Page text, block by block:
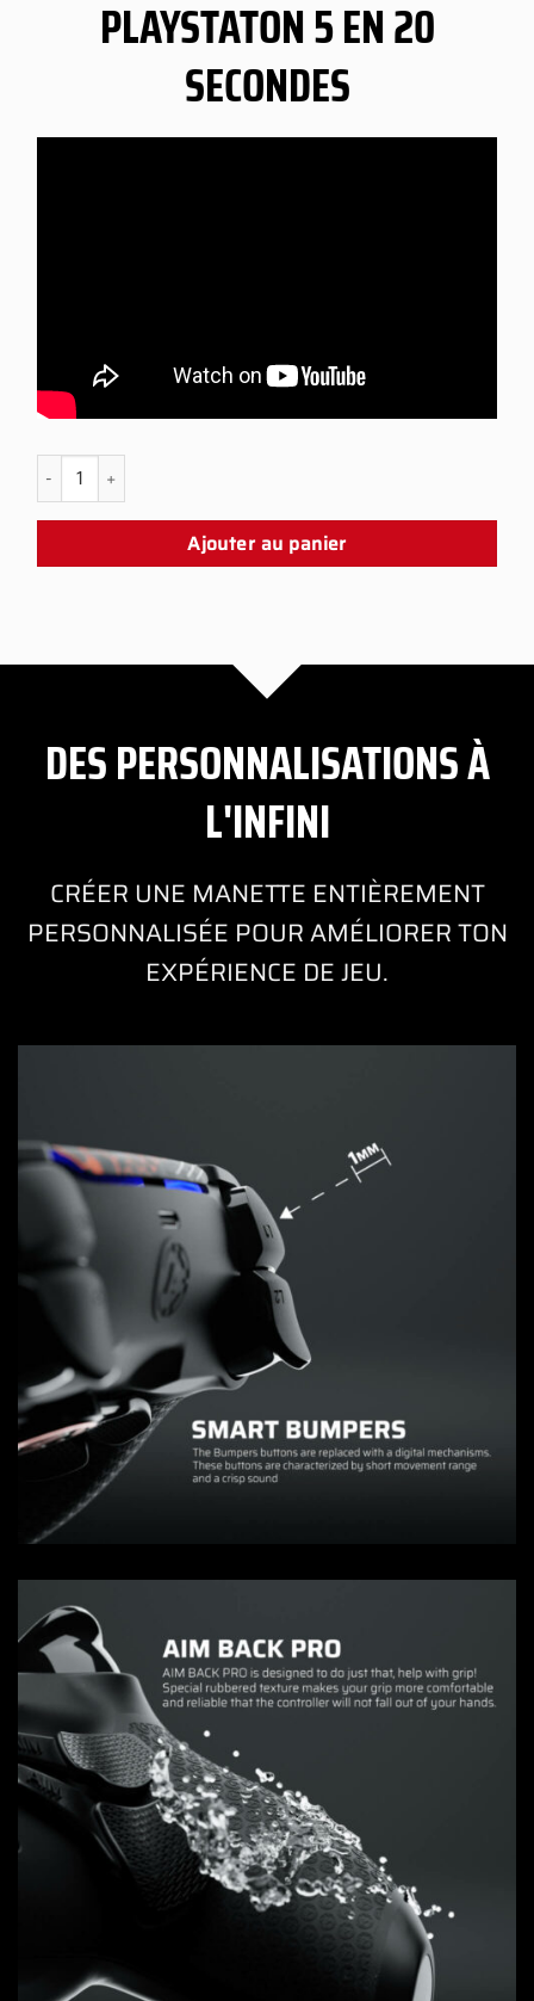
PLAYSTATON 5 EN 20
SECONDES
quantité de PS5 Dragon Snap Panel
Ajouter au panier
DES PERSONNALISATIONS À
L'INFINI
CRÉER UNE MANETTE ENTIÈREMENT
PERSONNALISÉE POUR AMÉLIORER TON
EXPÉRIENCE DE JEU.